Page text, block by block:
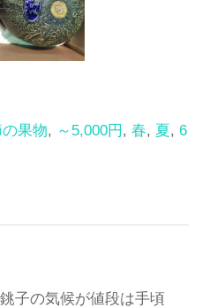
果物, ～5,000円 , 春, 夏 , 6
子の気候が値段は手頃